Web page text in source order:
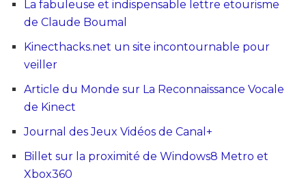
La fabuleuse et indispensable lettre etourisme
de Claude Boumal
Kinecthacks.net un site incontournable pour
veiller
Article du Monde sur La Reconnaissance Vocale
de Kinect
Journal des Jeux Vidéos de Canal+
Billet sur la proximité de Windows8 Metro et
Xbox360